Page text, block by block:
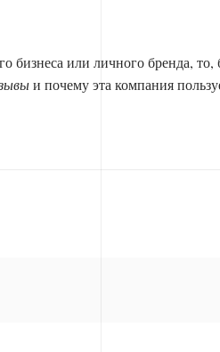
или личного бренда, то,
и почему эта компания